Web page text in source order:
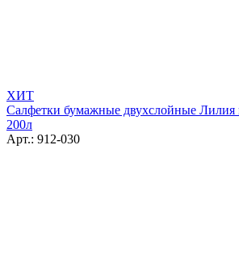
ХИТ
Салфетки бумажные двухслойные Лилия
200л
Арт.: 912-030